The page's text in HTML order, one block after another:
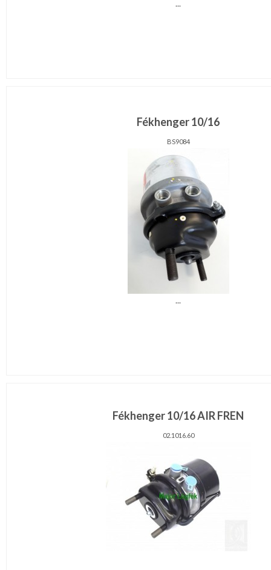
...
Fékhenger 10/16
BS9084
...
Fékhenger 10/16 AIR FREN
02.1016.60